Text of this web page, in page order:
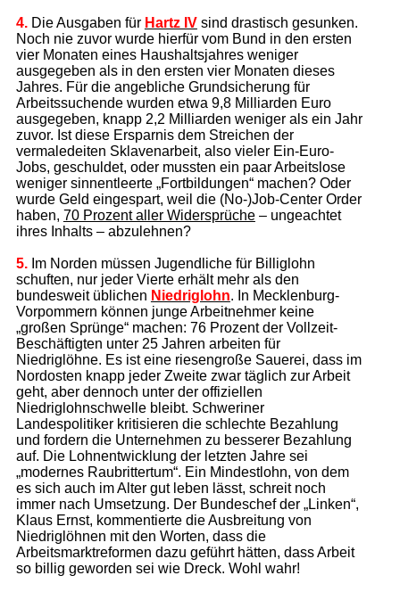
4.Die Ausgaben für Hartz IVsind drastisch gesunken.
Noch nie zuvor wurde hierfür vom Bund in den ersten
vier Monaten eines Haushaltsjahres weniger
ausgegeben als in den ersten vier Monaten dieses
Jahres. Für die angebliche Grundsicherung für
Arbeitssuchende wurden etwa 9,8 Milliarden Euro
ausgegeben, knapp 2,2 Milliarden weniger als ein Jahr
zuvor. Ist diese Ersparnis dem Streichen der
vermaledeiten Sklavenarbeit, also vieler Ein-Euro-
Jobs, geschuldet, oder mussten ein paar Arbeitslose
weniger sinnentleerte „Fortbildungen“ machen? Oder
wurde Geld eingespart, weil die (No-)Job-Center Order
haben, 70 Prozent aller Widersprüche– ungeachtet
ihres Inhalts – abzulehnen?
5.Im Norden müssen Jugendliche für Billiglohn
schuften, nur jeder Vierte erhält mehr als den
bundesweit üblichen Niedriglohn. In Mecklenburg-
Vorpommern können junge Arbeitnehmer keine
„großen Sprünge“ machen: 76 Prozent der Vollzeit-
Beschäftigten unter 25 Jahren arbeiten für
Niedriglöhne. Es ist eine riesengroße Sauerei, dass im
Nordosten knapp jeder Zweite zwar täglich zur Arbeit
geht, aber dennoch unter der offiziellen
Niedriglohnschwelle bleibt. Schweriner
Landespolitiker kritisieren die schlechte Bezahlung
und fordern die Unternehmen zu besserer Bezahlung
auf. Die Lohnentwicklung der letzten Jahre sei
„modernes Raubrittertum“. Ein Mindestlohn, von dem
es sich auch im Alter gut leben lässt, schreit noch
immer nach Umsetzung. Der Bundeschef der „Linken“,
Klaus Ernst, kommentierte die Ausbreitung von
Niedriglöhnen mit den Worten, dass die
Arbeitsmarktreformen dazu geführt hätten, dass Arbeit
so billig geworden sei wie Dreck. Wohl wahr!